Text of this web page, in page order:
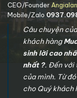
CEO/Founder
Mobile/Zalo
Câu chuyện
khách hàng
sinh lời cao
nhất ?. Đến với
của mình. Từ
cho Quý khách